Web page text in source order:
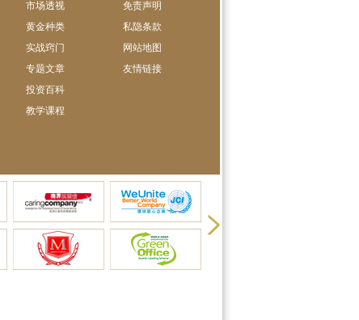
市场透视
黄金种类
实战窍门
专题文章
投资百科
教学课程
免责声明
私隐条款
网站地图
友情链接